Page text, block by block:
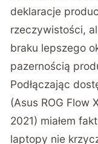
deklaracje
rzeczywistości,
braku lepszego
pazernością
Podłączając
(Asus ROG Flow
2021) miałem
laptopy nie